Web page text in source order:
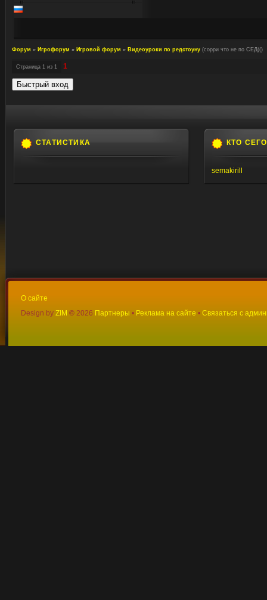
Форум » Игрофорум » Игровой форум » Видеоуроки по редстоуну (сорри что не по СЕД(()
Страница 1 из 1 1
СТАТИСТИКА КТО
semakirill
О сайте
Design by ZIM © 2026 Партнеры • Реклама на сайте • Связаться с